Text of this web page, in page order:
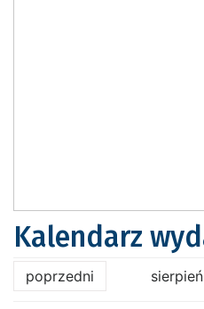
Kalendarz
poprzedni